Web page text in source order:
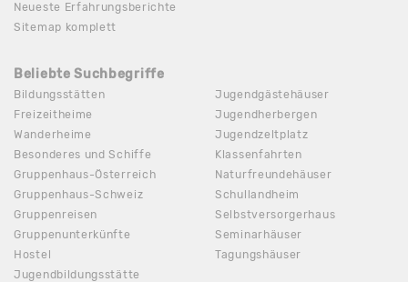
Neueste Erfahrungsberichte
Sitemap komplett
Beliebte Suchbegriffe
Bildungsstätten
Freizeitheime
Wanderheime
Besonderes und Schiffe
Gruppenhaus-Österreich
Gruppenhaus-Schweiz
Gruppenreisen
Gruppenunterkünfte
Hostel
Jugendbildungsstätte
Jugendgästehäuser
Jugendherbergen
Jugendzeltplatz
Klassenfahrten
Naturfreundehäuser
Schullandheim
Selbstversorgerhaus
Seminarhäuser
Tagungshäuser